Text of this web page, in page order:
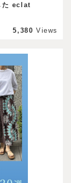
た eclat
5,380 Views